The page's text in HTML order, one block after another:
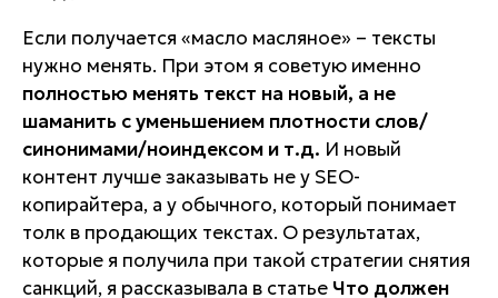
Если получается «масло масляное» – тексты
нужно менять. При этом я советую именно
полностью менять текст на новый, а не
шаманить с уменьшением плотности слов/
синонимами/ноиндексом и т.д. И новый
контент лучше заказывать не у SEO-
копирайтера, а у обычного, который понимает
толк в продающих текстах. О результатах,
которые я получила при такой стратегии снятия
санкций, я рассказывала в статье Что должен